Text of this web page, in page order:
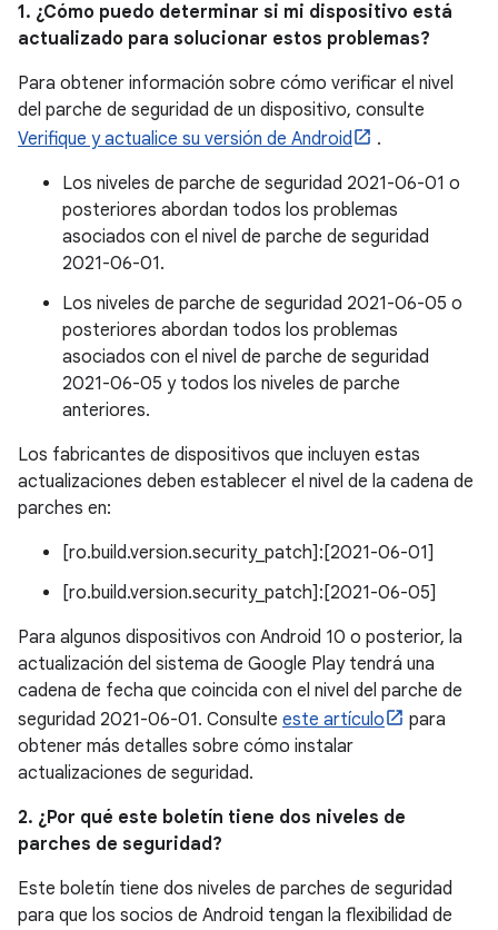
1. ¿Cómo puedo determinar si mi dispositivo está
actualizado para solucionar estos problemas?
Para obtener información sobre cómo verificar el nivel
del parche de seguridad de un dispositivo, consulte
Verifique y actualice su versión de Android
.
Los niveles de parche de seguridad 2021-06-01 o
posteriores abordan todos los problemas
asociados con el nivel de parche de seguridad
2021-06-01.
Los niveles de parche de seguridad 2021-06-05 o
posteriores abordan todos los problemas
asociados con el nivel de parche de seguridad
2021-06-05 y todos los niveles de parche
anteriores.
Los fabricantes de dispositivos que incluyen estas
actualizaciones deben establecer el nivel de la cadena de
parches en:
[ro.build.version.security_patch]:[2021-06-01]
[ro.build.version.security_patch]:[2021-06-05]
Para algunos dispositivos con Android 10 o posterior, la
actualización del sistema de Google Play tendrá una
cadena de fecha que coincida con el nivel del parche de
seguridad 2021-06-01. Consulte este artículo
para
obtener más detalles sobre cómo instalar
actualizaciones de seguridad.
2. ¿Por qué este boletín tiene dos niveles de
parches de seguridad?
Este boletín tiene dos niveles de parches de seguridad
para que los socios de Android tengan la flexibilidad de